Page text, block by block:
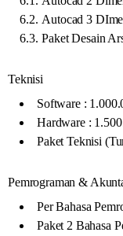
Autocad 3
Paket Desain
Teknisi
Software :
Hardware :
Paket Teknisi
Pemrograman &
Per Bahasa
Paket 2 Bahasa